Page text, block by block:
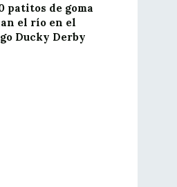
patitos de goma
el río en el
Ducky Derby